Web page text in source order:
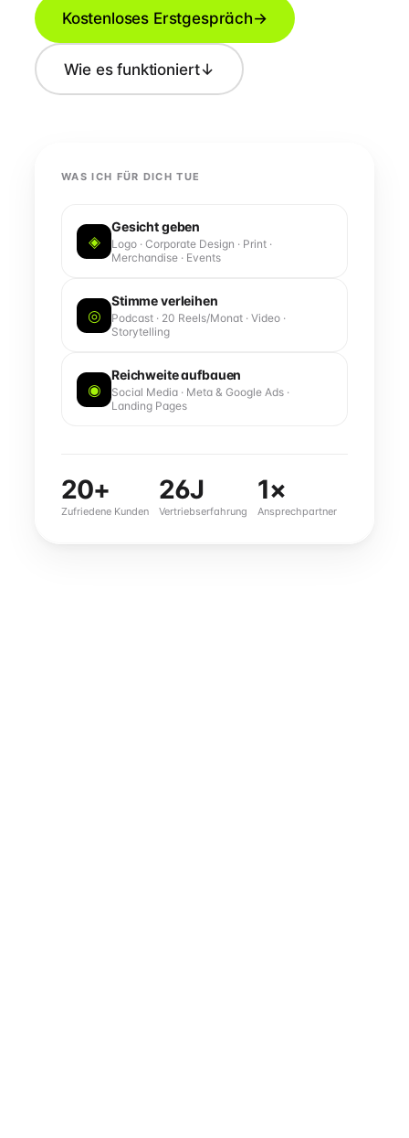
Kostenloses Erstgespräch→
Wie es funktioniert↓
WAS ICH FÜR DICH TUE
◈
Gesicht geben
Logo · Corporate Design · Print ·
Merchandise · Events
◎
Stimme verleihen
Podcast · 20 Reels/Monat · Video ·
Storytelling
◉
Reichweite aufbauen
Social Media · Meta & Google Ads ·
Landing Pages
20+
Zufriedene Kunden
26J
Vertriebserfahrung
1×
Ansprechpartner